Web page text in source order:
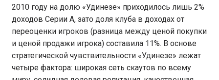
2010 году на долю «Удинезе» приходилось лишь 2%
доходов Серии А, зато доля клуба в доходах от
переоценки игроков (разница между ценой покупки
и ценой продажи игрока) составила 11%. В основе
стратегической чувствительности «Удинезе» лежат
четыре фактора: широкая сеть скаутов по всему